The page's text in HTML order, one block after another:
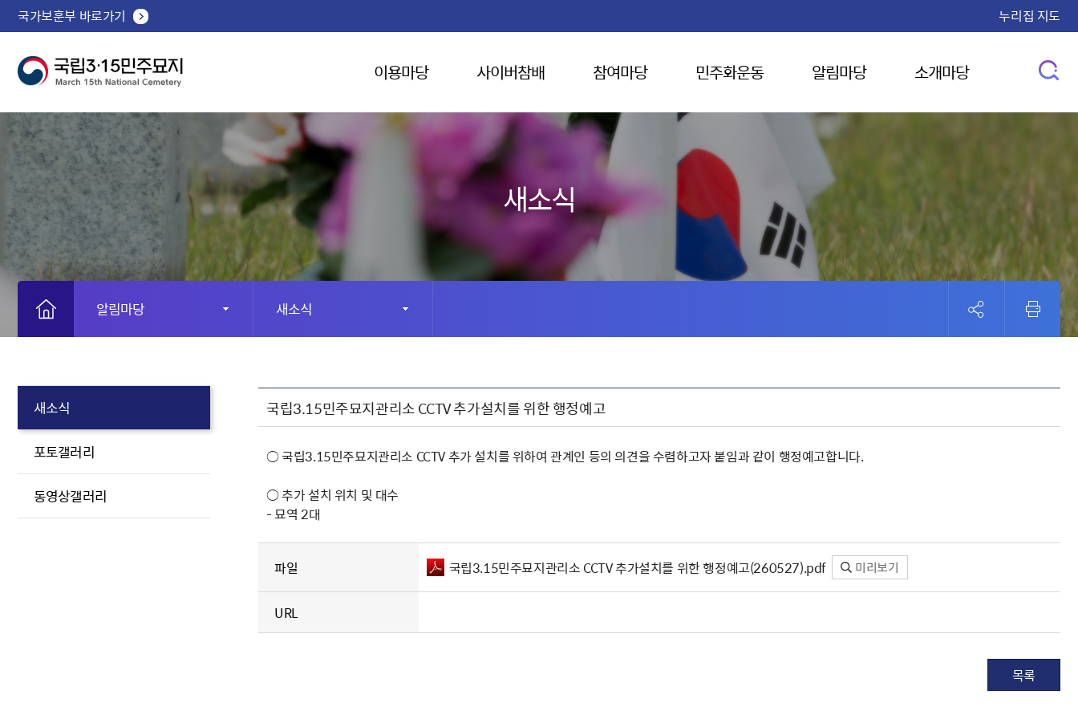
국가보훈부 바로가기 누리집 지도
이용마당 사이버참배 참여마당 민주화운동 알림마당 소개마당
새소식
알림마당 새소식
새소식
포토갤러리
동영상갤러리
국립3.15민주묘지관리소 CCTV 추가설치를 위한 행정예고
○ 국립3.15민주묘지관리소 CCTV 추가 설치를 위하여 관계인 등의 의견을 수렴하고자 붙임과 같이 행정예고합니다.
○ 추가 설치 위치 및 대수
- 묘역 2대
파일 국립3.15민주묘지관리소 CCTV 추가설치를 위한 행정예고(260527).pdf 미리보기
URL
목록